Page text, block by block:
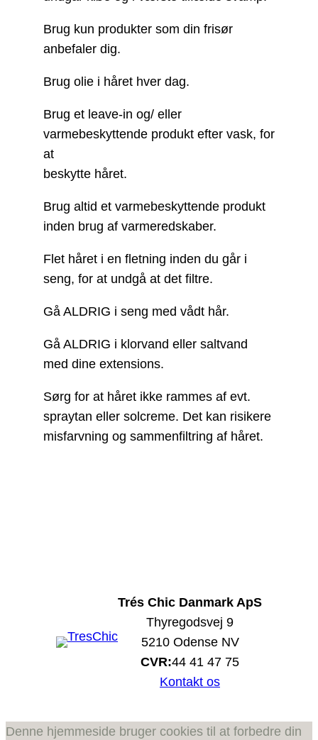
Brug kun produkter som din frisør
anbefaler dig.
Brug olie i håret hver dag.
Brug et leave-in og/ eller
varmebeskyttende produkt efter vask, for
at
beskytte håret.
Brug altid et varmebeskyttende produkt
inden brug af varmeredskaber.
Flet håret i en fletning inden du går i
seng, for at undgå at det filtre.
Gå ALDRIG i seng med vådt hår.
Gå ALDRIG i klorvand eller saltvand
med dine extensions.
Sørg for at håret ikke rammes af evt.
spraytan eller solcreme. Det kan risikere
misfarvning og sammenfiltring af håret.
Trés Chic Danmark ApS
Thyregodsvej 9
5210 Odense NV
CVR:44 41 47 75
Kontakt os
Denne hjemmeside bruger cookies til at forbedre din